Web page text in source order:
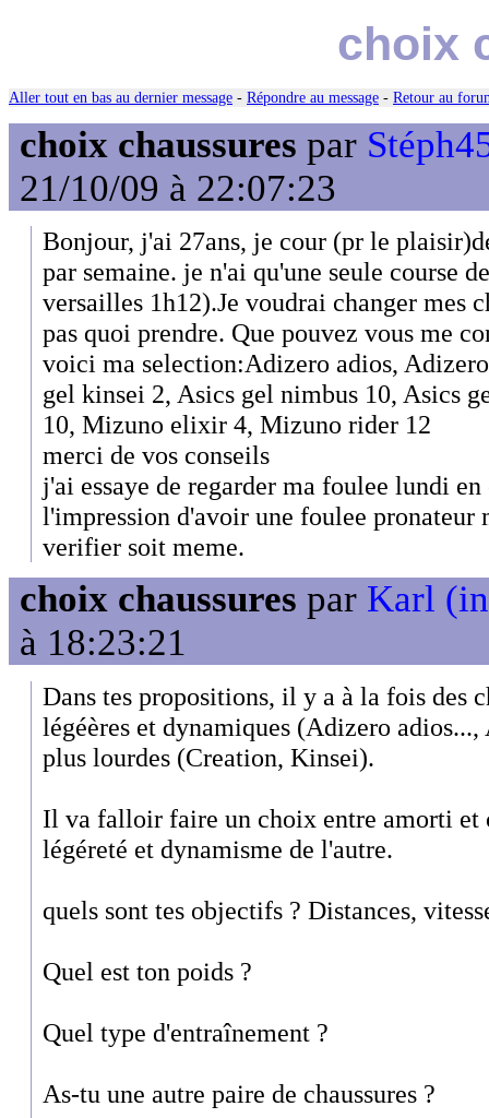
choix
Aller tout en bas au dernier message - Répondre au message - Retour au
choix chaussures par
21/10/09 à 22:07:23
Bonjour, j'ai 27ans, je cour (pr le
par semaine. je n'ai qu'une seule course
versailles 1h12).Je voudrai changer mes
pas quoi prendre. Que pouvez vous me
voici ma selection:Adizero adios,
gel kinsei 2, Asics gel nimbus 10, Asics
10, Mizuno elixir 4, Mizuno rider 12
merci de vos conseils
j'ai essaye de regarder ma foulee lundi
l'impression d'avoir une foulee pronateur
verifier soit meme.
choix chaussures par Karl
à 18:23:21
Dans tes propositions, il y a à la fois des
légéères et dynamiques (Adizero
plus lourdes (Creation, Kinsei).
Il va falloir faire un choix entre amorti et
légéreté et dynamisme de l'autre.
quels sont tes objectifs ? Distances,
Quel est ton poids ?
Quel type d'entraînement ?
As-tu une autre paire de chaussures ?